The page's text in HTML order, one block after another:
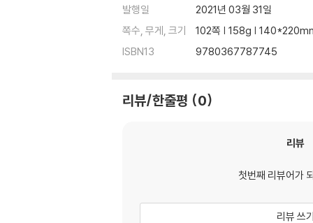
1.1 Developments in Image Schema
1.1.1 The Notion of Image Schemas
1.2 Understanding of Abstract
발행일
2021년 03월 31일
쪽수, 무게, 크기
102쪽 | 158g |
ISBN13
9780367787745
리뷰/한줄평 0
리뷰
첫번째 리뷰어가
리뷰 쓰기